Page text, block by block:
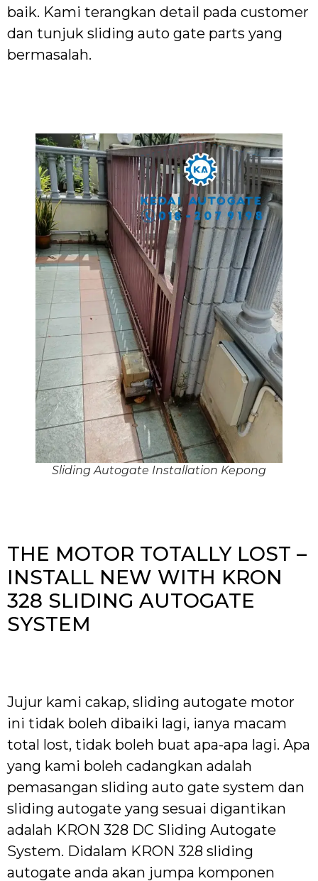
baik. Kami terangkan detail pada customer
dan tunjuk sliding auto gate parts yang
bermasalah.
Sliding Autogate Installation Kepong
THE MOTOR TOTALLY LOST –
INSTALL NEW WITH KRON
328 SLIDING AUTOGATE
SYSTEM
Jujur kami cakap, sliding autogate motor
ini tidak boleh dibaiki lagi, ianya macam
total lost, tidak boleh buat apa-apa lagi. Apa
yang kami boleh cadangkan adalah
pemasangan sliding auto gate system dan
sliding autogate yang sesuai digantikan
adalah KRON 328 DC Sliding Autogate
System. Didalam KRON 328 sliding
autogate anda akan jumpa komponen